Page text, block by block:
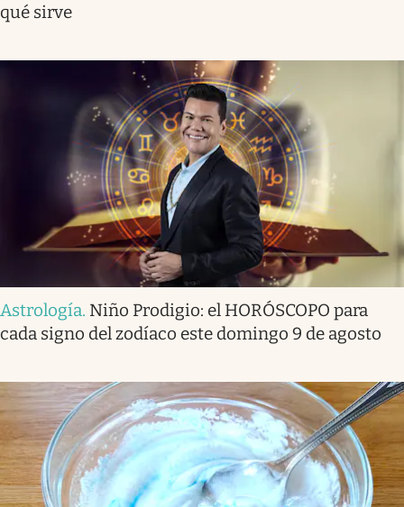
qué sirve
Astrología. Niño Prodigio: el HORÓSCOPO para
cada signo del zodíaco este domingo 9 de agosto